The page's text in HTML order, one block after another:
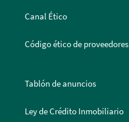
Canal Ético
Código ético de proveedores
Tablón de anuncios
Ley de Crédito Inmobiliario